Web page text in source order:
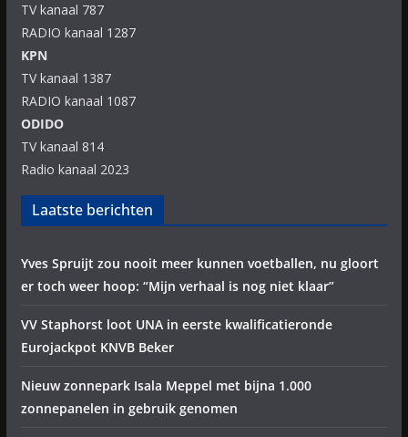
TV kanaal 787
RADIO kanaal 1287
KPN
TV kanaal 1387
RADIO kanaal 1087
ODIDO
TV kanaal 814
Radio kanaal 2023
Laatste berichten
Yves Spruijt zou nooit meer kunnen voetballen, nu gloort
er toch weer hoop: “Mijn verhaal is nog niet klaar”
VV Staphorst loot UNA in eerste kwalificatieronde
Eurojackpot KNVB Beker
Nieuw zonnepark Isala Meppel met bijna 1.000
zonnepanelen in gebruik genomen